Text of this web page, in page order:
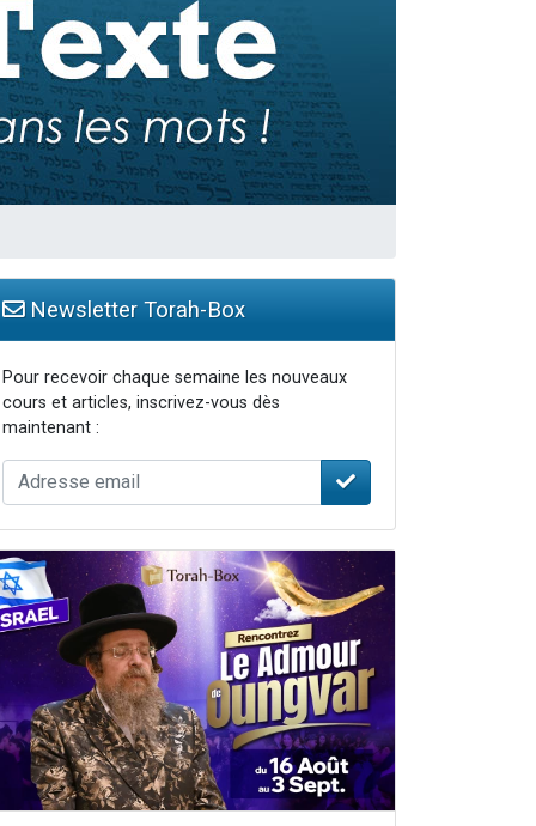
le temps
Newsletter Torah-Box
Pour recevoir chaque semaine les nouveaux
cours et articles, inscrivez-vous dès
maintenant :